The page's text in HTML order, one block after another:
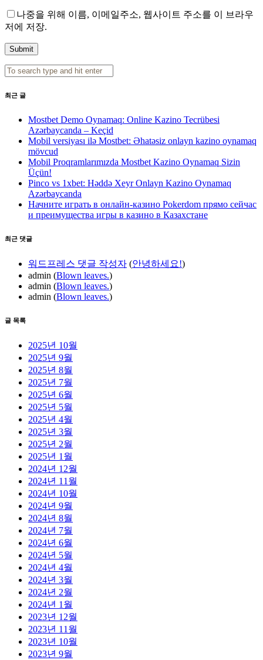
나중을 위해 이름, 이메일주소, 웹사이트 주소를 이 브라우
저에 저장.
최근 글
Mostbet Demo Oynamaq: Online Kazino Tecrübesi
Azərbaycanda – Keçid
Mobil versiyası ilə Mostbet: Əhatəsiz onlayn kazino oynamaq
mövcud
Mobil Proqramlarımızda Mostbet Kazino Oynamaq Sizin
Üçün!
Pinco vs 1xbet: Həddə Xeyr Onlayn Kazino Oynamaq
Azərbaycanda
Начните играть в онлайн-казино Pokerdom прямо сейчас
и преимущества игры в казино в Казахстане
최근 댓글
워드프레스 댓글 작성자 (안녕하세요!)
admin (Blown leaves.)
admin (Blown leaves.)
admin (Blown leaves.)
글 목록
2025년 10월
2025년 9월
2025년 8월
2025년 7월
2025년 6월
2025년 5월
2025년 4월
2025년 3월
2025년 2월
2025년 1월
2024년 12월
2024년 11월
2024년 10월
2024년 9월
2024년 8월
2024년 7월
2024년 6월
2024년 5월
2024년 4월
2024년 3월
2024년 2월
2024년 1월
2023년 12월
2023년 11월
2023년 10월
2023년 9월